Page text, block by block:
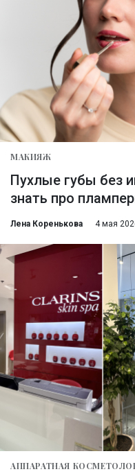
МАКИЯЖ
Пухлые губы без
знать про
Лена Коренькова 4 мая
АППАРАТНАЯ